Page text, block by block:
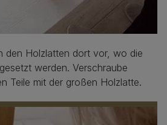
den Holzlatten dort vor, wo die
werden. Verschraube
Teile mit der großen Holzlatte.